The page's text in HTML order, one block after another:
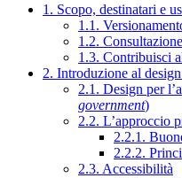
1. Scopo, destinatari e
1.1.
1.2.
1.3. Contribuisci
2. Introduzione al
2.1. Design per
government)
2.2. L’approccio
2.2.1.
2.2.2.
2.3. Accessibilità